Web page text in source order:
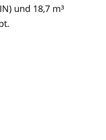
und 18,7 m³